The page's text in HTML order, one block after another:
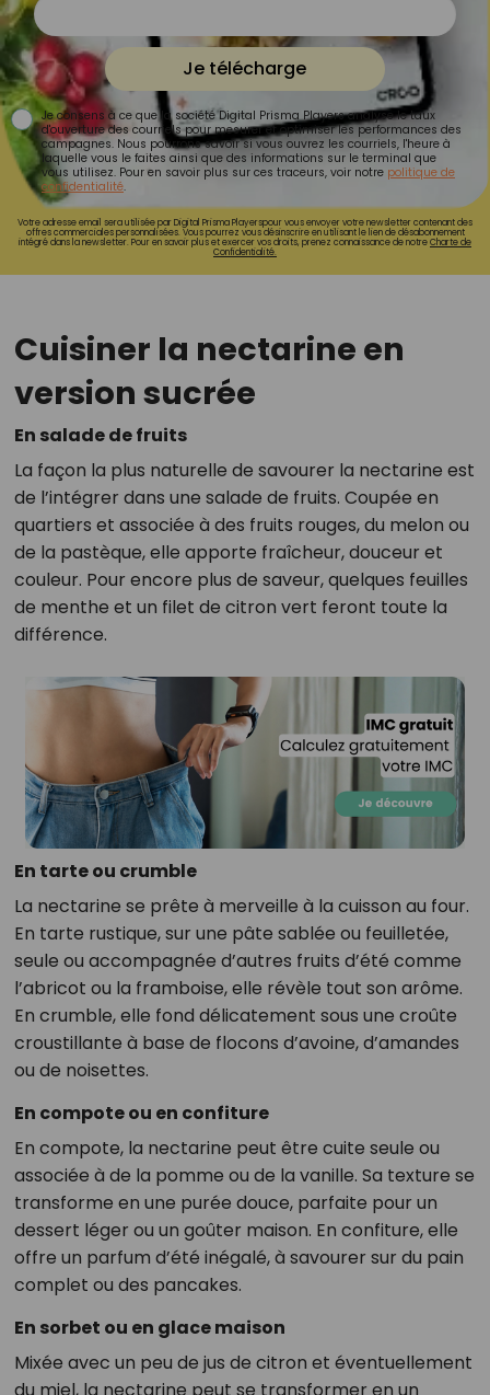
Je télécharge
Je consens à ce que la société Digital Prisma Players analyse le taux
d'ouverture des courriels pour mesurer et optimiser les performances des
campagnes. Nous pourrons savoir si vous ouvrez les courriels, l'heure à
laquelle vous le faites ainsi que des informations sur le terminal que
vous utilisez. Pour en savoir plus sur ces traceurs, voir notre politique de
confidentialité.
Votre adresse email sera utilisée par Digital Prisma Playerspour vous envoyer votre newsletter contenant des
offres commerciales personnalisées. Vous pourrez vous désinscrire en utilisant le lien de désabonnement
intégré dans la newsletter. Pour en savoir plus et exercer vos droits, prenez connaissance de notreCharte de
Confidentialité.
Cuisiner la nectarine en
version sucrée
En salade de fruits
La façon la plus naturelle de savourer la nectarine est
de l’intégrer dans une salade de fruits. Coupée en
quartiers et associée à des fruits rouges, du melon ou
de la pastèque, elle apporte fraîcheur, douceur et
couleur. Pour encore plus de saveur, quelques feuilles
de menthe et un filet de citron vert feront toute la
différence.
En tarte ou crumble
La nectarine se prête à merveille à la cuisson au four.
En tarte rustique, sur une pâte sablée ou feuilletée,
seule ou accompagnée d’autres fruits d’été comme
l’abricot ou la framboise, elle révèle tout son arôme.
En crumble, elle fond délicatement sous une croûte
croustillante à base de flocons d’avoine, d’amandes
ou de noisettes.
En compote ou en confiture
En compote, la nectarine peut être cuite seule ou
associée à de la pomme ou de la vanille. Sa texture se
transforme en une purée douce, parfaite pour un
dessert léger ou un goûter maison. En confiture, elle
offre un parfum d’été inégalé, à savourer sur du pain
complet ou des pancakes.
En sorbet ou en glace maison
Mixée avec un peu de jus de citron et éventuellement